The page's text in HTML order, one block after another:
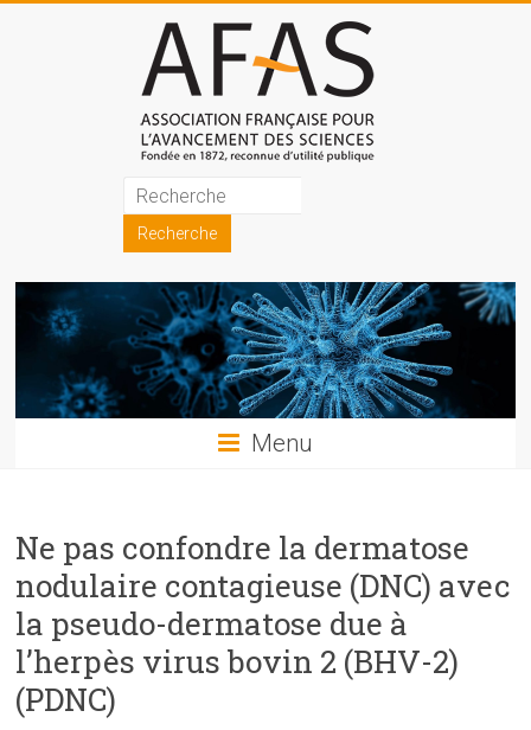
Association
française
pour
l'avancement
des
sciences
les
sciences
et
les
techniques
auprès
du
Menu
Ne pas confondre la dermatose
nodulaire contagieuse (DNC) avec
la pseudo-dermatose due à
l’herpès virus bovin 2 (BHV-2)
(PDNC)